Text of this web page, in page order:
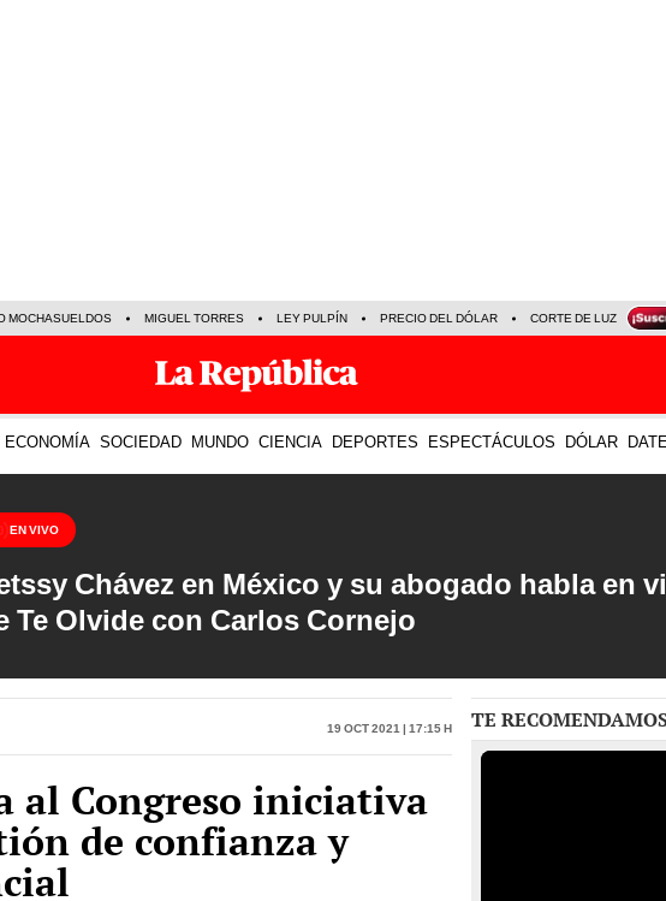
MOCHASUELDOS MIGUEL TORRES LEY PULPÍN PRECIO DEL DÓLAR CORTE DE LUZ
ECONOMÍA SOCIEDAD MUNDO CIENCIA DEPORTES ESPECTÁCULOS DÓLAR
EN VIVO
Chávez en México y su abogado habla en
Te Olvide con Carlos Cornejo
19 Oct 2021 | 17:15 h
al Congreso iniciativa
de confianza y
TE